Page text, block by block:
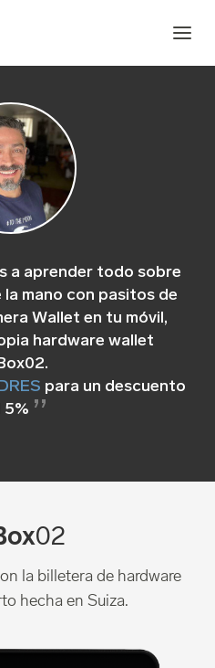
a aprender todo sobre
mano con pasitos de
Wallet en tu móvil,
hardware wallet
para un descuento
5%
02
la billetera de hardware
hecha en Suiza.